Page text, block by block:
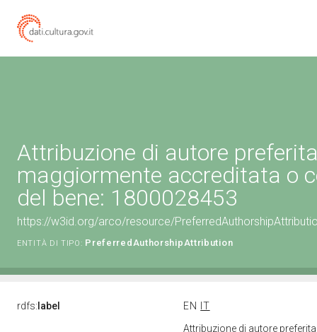
Attribuzione di autore
maggiormente accreditata o
del bene: 1800028453
https://w3id.org/arco/resource/
ENTITÀ DI TIPO: PreferredAuthorshipAttribution
rdfs: label EN
IT
Attribuzione di autore